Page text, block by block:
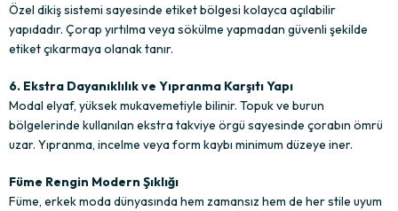
Özel dikiş sistemi sayesinde etiket bölgesi kolayca açılabilir
yapıdadır. Çorap yırtılma veya sökülme yapmadan güvenli şekilde
etiket çıkarmaya olanak tanır.
6. Ekstra Dayanıklılık ve Yıpranma Karşıtı Yapı
Modal elyaf, yüksek mukavemetiyle bilinir. Topuk ve burun
bölgelerinde kullanılan ekstra takviye örgü sayesinde çorabın ömrü
uzar. Yıpranma, incelme veya form kaybı minimum düzeye iner.
Füme Rengin Modern Şıklığı
Füme, erkek moda dünyasında hem zamansız hem de her stile uyum